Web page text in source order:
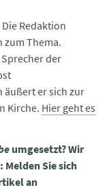
Redaktion
Thema.
der
äußert er sich zur
Kirche. Hier geht es
umgesetzt? Wir
Sie sich
an